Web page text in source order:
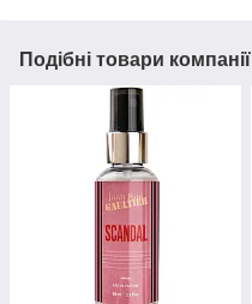
Подібні товари компанії